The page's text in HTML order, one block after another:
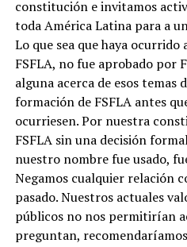
constitución e invitamos
toda América Latina para a
Lo que sea que haya
FSFLA, no fue aprobado por
alguna acerca de esos temas
formación de FSFLA antes
ocurriesen. Por nuestra
FSFLA sin una decisión
nuestro nombre fue usado,
Negamos cualquier relación
pasado. Nuestros actuales
públicos no nos permitirían
preguntan,